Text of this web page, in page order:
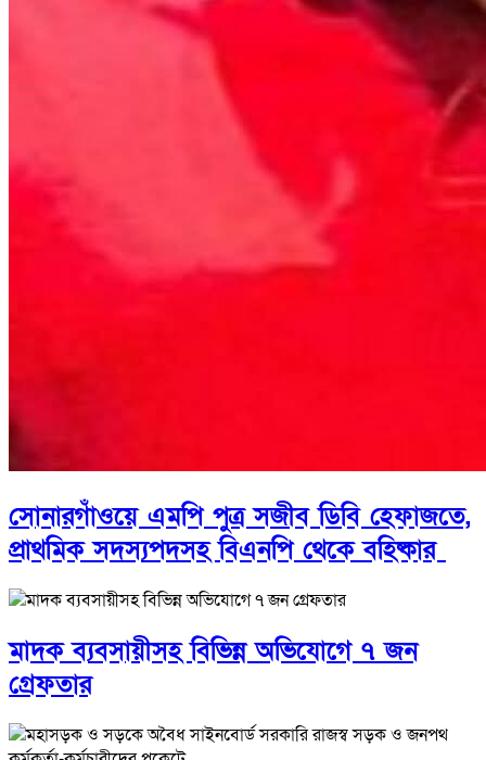
সোনারগাঁওয়ে এমপি পুত্র সজীব ডিবি হেফাজতে,
প্রাথমিক সদস্যপদসহ বিএনপি থেকে বহিষ্কার
মাদক ব্যবসায়ীসহ বিভিন্ন অভিযোগে ৭ জন
গ্রেফতার